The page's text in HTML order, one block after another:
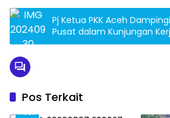
Pj Ketua PKK Aceh
Pusat dalam Kunjungan
Pos Terkait
Aceh